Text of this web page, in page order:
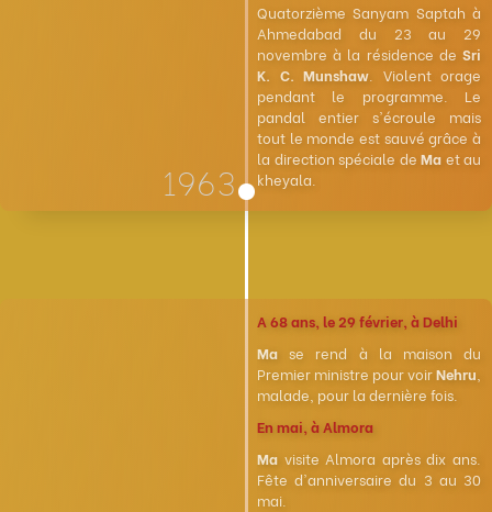
1963
Quatorzième Sanyam Saptah à
Ahmedabad du 23 au 29
novembre à la résidence de Sri
K. C. Munshaw . Violent orage
pendant le programme. Le
pandal entier s'écroule mais
tout le monde est sauvé grâce à
la direction spéciale de Ma et au
kheyala.
A 68 ans, le 29 février, à Delhi
Ma se rend à la maison du
Premier ministre pour voirNehru
malade, pour la dernière fois.
En mai, à Almora
Ma visite Almora après dix ans.
Fête d'anniversaire du 3 au 30
mai.